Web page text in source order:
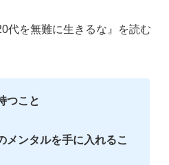
代を無難に生きるな』を読む
つこと
メンタルを手に入れるこ